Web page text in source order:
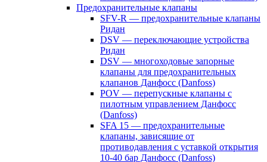
Предохранительные клапаны
SFV-R — предохранительные клапаны
Ридан
DSV — переключающие устройства
Ридан
DSV — многоходовые запорные
клапаны для предохранительных
клапанов Данфосс (Danfoss)
POV — перепускные клапаны с
пилотным управлением Данфосс
(Danfoss)
SFA 15 — предохранительные
клапаны, зависящие от
противодавления с уставкой открытия
10-40 бар Данфосс (Danfoss)